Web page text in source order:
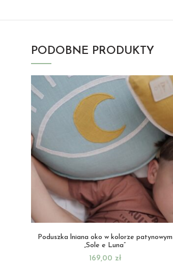
PODOBNE PRODUKTY
Poduszka lniana oko w kolorze patynowym
„Sole e Luna”
169,00 zł